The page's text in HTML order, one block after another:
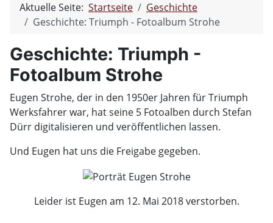
Aktuelle Seite: Startseite
Geschichte
Geschichte: Triumph - Fotoalbum Strohe
Geschichte: Triumph -
Fotoalbum Strohe
Eugen Strohe, der in den 1950er Jahren für Triumph
Werksfahrer war, hat seine 5 Fotoalben durch Stefan
Dürr digitalisieren und veröffentlichen lassen.
Und Eugen hat uns die Freigabe gegeben.
Leider ist Eugen am 12. Mai 2018 verstorben.